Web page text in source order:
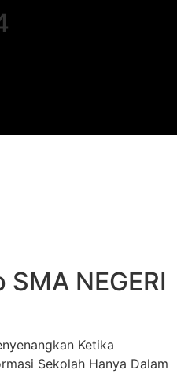
NEGERI
Ketika
Sekolah Hanya Dalam